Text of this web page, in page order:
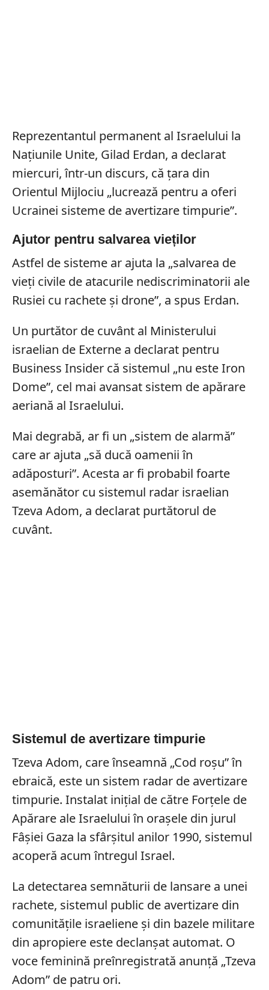
Reprezentantul permanent al Israelului la
Națiunile Unite, Gilad Erdan, a declarat
miercuri, într-un discurs, că țara din
Orientul Mijlociu „lucrează pentru a oferi
Ucrainei sisteme de avertizare timpurie”.
Ajutor pentru salvarea vieților
Astfel de sisteme ar ajuta la „salvarea de
vieți civile de atacurile nediscriminatorii ale
Rusiei cu rachete și drone”, a spus Erdan.
Un purtător de cuvânt al Ministerului
israelian de Externe a declarat pentru
Business Insider că sistemul „nu este Iron
Dome”, cel mai avansat sistem de apărare
aeriană al Israelului.
Mai degrabă, ar fi un „sistem de alarmă”
care ar ajuta „să ducă oamenii în
adăposturi”. Acesta ar fi probabil foarte
asemănător cu sistemul radar israelian
Tzeva Adom, a declarat purtătorul de
cuvânt.
Sistemul de avertizare timpurie
Tzeva Adom, care înseamnă „Cod roșu” în
ebraică, este un sistem radar de avertizare
timpurie. Instalat inițial de către Forțele de
Apărare ale Israelului în orașele din jurul
Fâșiei Gaza la sfârșitul anilor 1990, sistemul
acoperă acum întregul Israel.
La detectarea semnăturii de lansare a unei
rachete, sistemul public de avertizare din
comunitățile israeliene și din bazele militare
din apropiere este declanșat automat. O
voce feminină preînregistrată anunță „Tzeva
Adom” de patru ori.